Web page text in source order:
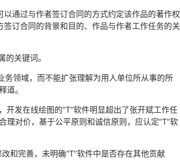
通过与作者签订合同的方式约定该作品的著作权
订合同的背景和目的、作品与作者工作任务的关
的关键词。
务领域，而不能扩张理解为用人单位所从事的所
道。
开发在线绘图的“T”软件明显超出了张开斌工作任
理对价，基于公平原则和诚信原则，应认定“T”软
和完善，未明确“T”软件中是否存在其他贡献